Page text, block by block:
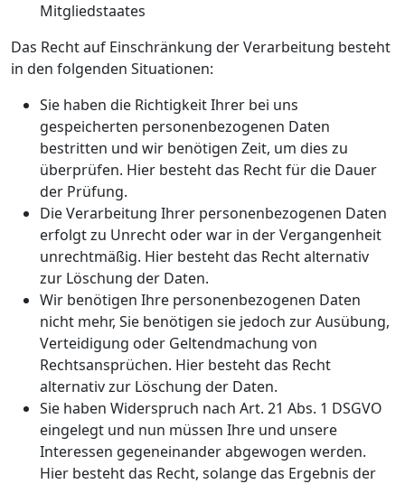
Mitgliedstaates
Das Recht auf Einschränkung der Verarbeitung besteht
in den folgenden Situationen:
Sie haben die Richtigkeit Ihrer bei uns
gespeicherten personenbezogenen Daten
bestritten und wir benötigen Zeit, um dies zu
überprüfen. Hier besteht das Recht für die Dauer
der Prüfung.
Die Verarbeitung Ihrer personenbezogenen Daten
erfolgt zu Unrecht oder war in der Vergangenheit
unrechtmäßig. Hier besteht das Recht alternativ
zur Löschung der Daten.
Wir benötigen Ihre personenbezogenen Daten
nicht mehr, Sie benötigen sie jedoch zur Ausübung,
Verteidigung oder Geltendmachung von
Rechtsansprüchen. Hier besteht das Recht
alternativ zur Löschung der Daten.
Sie haben Widerspruch nach Art. 21 Abs. 1 DSGVO
eingelegt und nun müssen Ihre und unsere
Interessen gegeneinander abgewogen werden.
Hier besteht das Recht, solange das Ergebnis der